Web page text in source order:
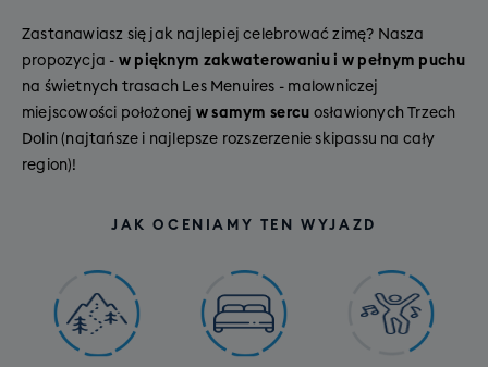
Zastanawiasz się jak najlepiej celebrować zimę? Nasza
propozycja - w pięknym zakwaterowaniu i w pełnym puchu
na świetnych trasach Les Menuires - malowniczej
miejscowości położonej w samym sercu osławionych Trzech
Dolin (najtańsze i najlepsze rozszerzenie skipassu na cały
region)!
JAK OCENIAMY TEN WYJAZD